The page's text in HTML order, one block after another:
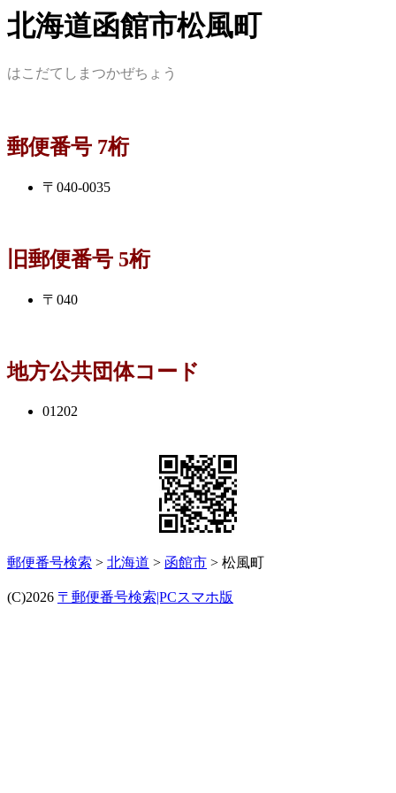
北海道函館市松風町
はこだてしまつかぜちょう
郵便番号 7桁
〒040-0035
旧郵便番号 5桁
〒040
地方公共団体コード
01202
郵便番号検索 > 北海道 > 函館市 > 松風町
(C)2026 〒郵便番号検索|PCスマホ版